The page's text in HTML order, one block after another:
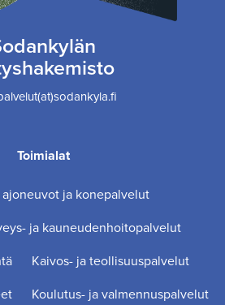
Toimialat
ja konepalvelut
ja kauneudenhoitopalvelut
Kaivos- ja teollisuuspalvelut
Koulutus- ja valmennuspalvelut